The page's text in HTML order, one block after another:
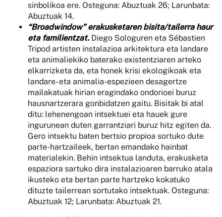
sinbolikoa ere. Osteguna: Abuztuak 26; Larunbata:
Abuztuak 14.
“Broadwindow” erakusketaren bisita/tailerra haur
eta familientzat. Diego Sologuren eta Sébastien
Tripod artisten instalazioa arkitektura eta landare
eta animaliekiko baterako existentziaren arteko
elkarrizketa da, eta honek krisi ekologikoak eta
landare- eta animalia-espezieen desagertze
mailakatuak hirian eragindako ondorioei buruz
hausnartzerara gonbidatzen gaitu. Bisitak bi atal
ditu: lehenengoan intsektuei eta hauek gure
ingurunean duten garrantziari buruz hitz egiten da.
Gero intsektu baten bertsio propioa sortuko dute
parte-hartzaileek, bertan emandako hainbat
materialekin. Behin intsektua landuta, erakusketa
espaziora sartuko dira instalazioaren barruko atala
ikusteko eta bertan parte hartzeko kokatuko
dituzte tailerrean sortutako intsektuak. Osteguna:
Abuztuak 12; Larunbata: Abuztuak 21.